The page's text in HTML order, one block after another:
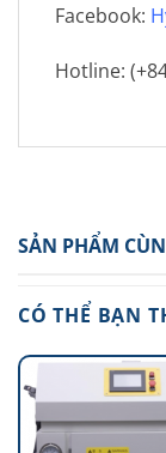
Facebook:
Hotline:
SẢN PHẨM
CÓ THỂ BẠN